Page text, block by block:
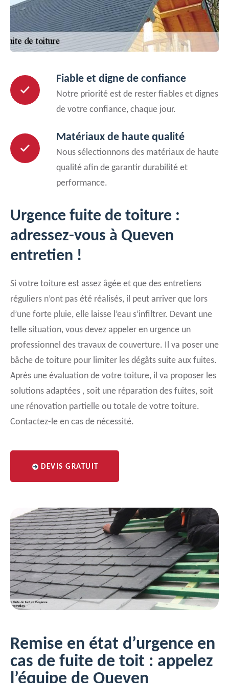
Fiable et digne de confiance
Notre priorité est de rester fiables et dignes
de votre confiance, chaque jour.
Matériaux de haute qualité
Nous sélectionnons des matériaux de haute
qualité afin de garantir durabilité et
performance.
Urgence fuite de toiture :
adressez-vous à Queven
entretien !
Si votre toiture est assez âgée et que des entretiens
réguliers n’ont pas été réalisés, il peut arriver que lors
d’une forte pluie, elle laisse l’eau s’infiltrer. Devant une
telle situation, vous devez appeler en urgence un
professionnel des travaux de couverture. Il va poser une
bâche de toiture pour limiter les dégâts suite aux fuites.
Après une évaluation de votre toiture, il va proposer les
solutions adaptées , soit une réparation des fuites, soit
une rénovation partielle ou totale de votre toiture.
Contactez-le en cas de nécessité.
DEVIS GRATUIT
Remise en état d’urgence en
cas de fuite de toit : appelez
l’équipe de Queven